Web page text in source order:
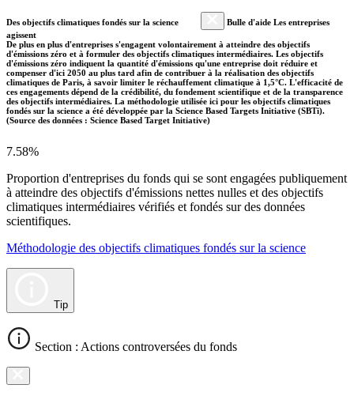
Des objectifs climatiques fondés sur la science
Bulle d'aide Les entreprises
agissent
De plus en plus d'entreprises s'engagent volontairement à atteindre des objectifs
d'émissions zéro et à formuler des objectifs climatiques intermédiaires. Les objectifs
d'émissions zéro indiquent la quantité d'émissions qu'une entreprise doit réduire et
compenser d'ici 2050 au plus tard afin de contribuer à la réalisation des objectifs
climatiques de Paris, à savoir limiter le réchauffement climatique à 1,5°C. L'efficacité de
ces engagements dépend de la crédibilité, du fondement scientifique et de la transparence
des objectifs intermédiaires. La méthodologie utilisée ici pour les objectifs climatiques
fondés sur la science a été développée par la Science Based Targets Initiative (SBTi).
(Source des données : Science Based Target Initiative)
7.58%
Proportion d'entreprises du fonds qui se sont engagées publiquement
à atteindre des objectifs d'émissions nettes nulles et des objectifs
climatiques intermédiaires vérifiés et fondés sur des données
scientifiques.
Méthodologie des objectifs climatiques fondés sur la science
Tip
Section : Actions controversées du fonds